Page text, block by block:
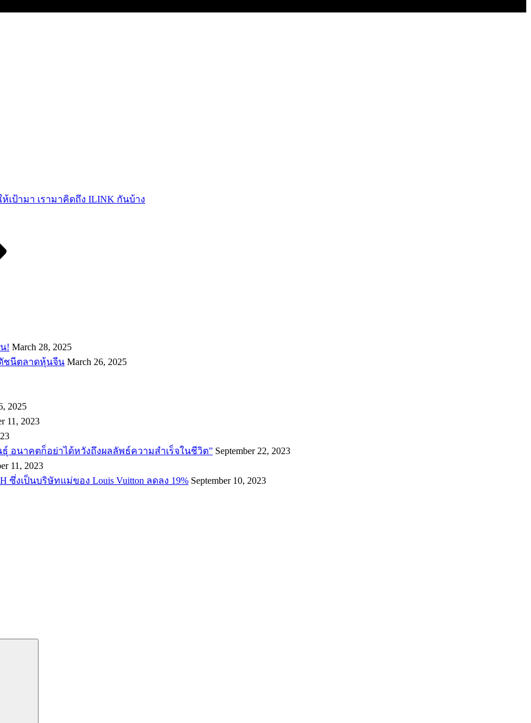
ห้เป้ามา เรามาคิดถึง ILINK กันบ้าง
! March 28, 2025
ชนีตลาดหุ้นจีน March 26, 2025
2025
11, 2023
อนาคตก็อย่าได้หวังถึงผลลัพธ์ความสำเร็จในชีวิต” September 22, 2023
11, 2023
งเป็นบริษัทแม่ของ Louis Vuitton ลดลง 19% September 10, 2023